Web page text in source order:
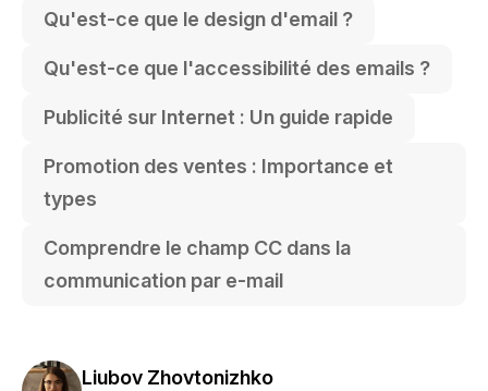
Qu'est-ce que le design d'email ?
Qu'est-ce que l'accessibilité des emails ?
Publicité sur Internet : Un guide rapide
Promotion des ventes : Importance et
types
Comprendre le champ CC dans la
communication par e-mail
Liubov Zhovtonizhko